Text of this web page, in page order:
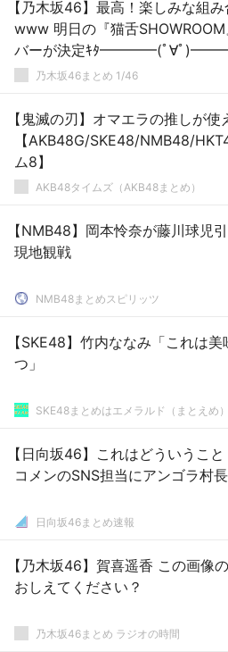
【乃木坂46】最高！楽しみな組
www 明日の『猫舌
バーが決定ｷﾀ━━━━(ﾟ∀ﾟ
乃木坂46まとめ 1/46
【鬼滅の刃】オマエラの推しが使
【AKB48G/SKE48/NMB48/
ム8】
AKB48タイムズ（AKB48まとめ）
【NMB48】岡本怜奈が藤川球児
現地観戦
NMB48まとめスピリッツ
【SKE48】竹内ななみ「これは
つ」
SKE48まとめはエメラルド（まとえめ）
【日向坂46】これはどういうこ
コメンのSNS担当にアンゴラ村長
日向坂46まとめ速報
【乃木坂46】賀喜遥香 この画像
おしえてください？
乃木坂46まとめ ラジオの時間